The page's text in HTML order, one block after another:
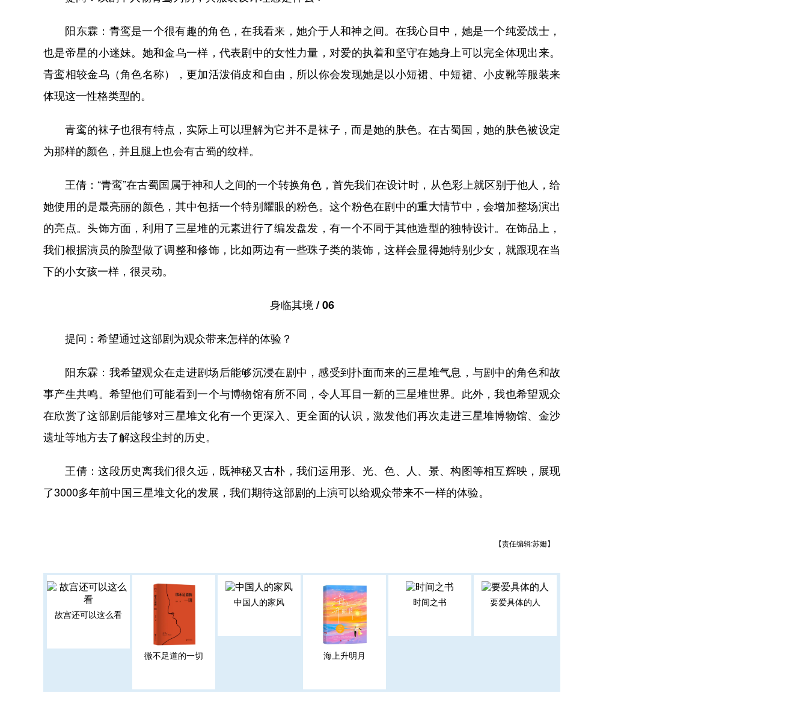
阳东霖：青鸾是一个很有趣的角色，在我看来，她介于人和神之间。在我心目中，她是一个纯爱战士，
也是帝星的小迷妹。她和金乌一样，代表剧中的女性力量，对爱的执着和坚守在她身上可以完全体现出来。
青鸾相较金乌（角色名称），更加活泼俏皮和自由，所以你会发现她是以小短裙、中短裙、小皮靴等服装来
体现这一性格类型的。
青鸾的袜子也很有特点，实际上可以理解为它并不是袜子，而是她的肤色。在古蜀国，她的肤色被设定
为那样的颜色，并且腿上也会有古蜀的纹样。
王倩：“青鸾”在古蜀国属于神和人之间的一个转换角色，首先我们在设计时，从色彩上就区别于他人，给
她使用的是最亮丽的颜色，其中包括一个特别耀眼的粉色。这个粉色在剧中的重大情节中，会增加整场演出
的亮点。头饰方面，利用了三星堆的元素进行了编发盘发，有一个不同于其他造型的独特设计。在饰品上，
我们根据演员的脸型做了调整和修饰，比如两边有一些珠子类的装饰，这样会显得她特别少女，就跟现在当
下的小女孩一样，很灵动。
身临其境 / 06
提问：希望通过这部剧为观众带来怎样的体验？
阳东霖：我希望观众在走进剧场后能够沉浸在剧中，感受到扑面而来的三星堆气息，与剧中的角色和故
事产生共鸣。希望他们可能看到一个与博物馆有所不同，令人耳目一新的三星堆世界。此外，我也希望观众
在欣赏了这部剧后能够对三星堆文化有一个更深入、更全面的认识，激发他们再次走进三星堆博物馆、金沙
遗址等地方去了解这段尘封的历史。
王倩：这段历史离我们很久远，既神秘又古朴，我们运用形、光、色、人、景、构图等相互辉映，展现
了3000多年前中国三星堆文化的发展，我们期待这部剧的上演可以给观众带来不一样的体验。
【责任编辑:苏姗】
故宫还可以这么看
微不足道的一切
中国人的家风
海上升明月
时间之书 要爱具体的人